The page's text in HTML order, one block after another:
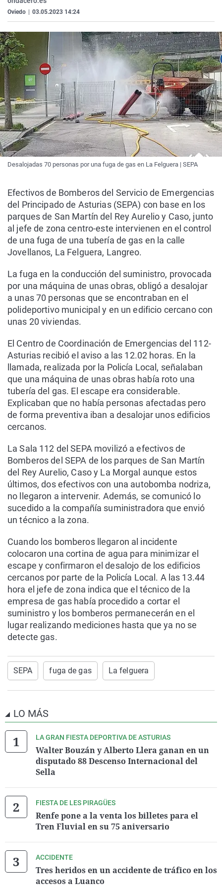
Como el perro y el
Equipo de
Operación Viuda
La Rioja
Navarra
País Vasco
Elecciones
Oviedo 03.05.2023 14:24
Desalojadas 70 personas por una fuga de gas en La Felguera | SEPA
Efectivos de Bomberos del Servicio de Emergencias
del Principado de Asturias (SEPA) con base en los
parques de San Martín del Rey Aurelio y Caso, junto
al jefe de zona centro-este intervienen en el control
de una fuga de una tubería de gas en la calle
Jovellanos, La Felguera, Langreo.
La fuga en la conducción del suministro, provocada
por una máquina de unas obras, obligó a desalojar
a unas 70 personas que se encontraban en el
polideportivo municipal y en un edificio cercano con
unas 20 viviendas.
El Centro de Coordinación de Emergencias del 112-
Asturias recibió el aviso a las 12.02 horas. En la
llamada, realizada por la Policía Local, señalaban
que una máquina de unas obras había roto una
tubería del gas. El escape era considerable.
Explicaban que no había personas afectadas pero
de forma preventiva iban a desalojar unos edificios
cercanos.
La Sala 112 del SEPA movilizó a efectivos de
Bomberos del SEPA de los parques de San Martín
del Rey Aurelio, Caso y La Morgal aunque estos
últimos, dos efectivos con una autobomba nodriza,
no llegaron a intervenir. Además, se comunicó lo
sucedido a la compañía suministradora que envió
un técnico a la zona.
Cuando los bomberos llegaron al incidente
colocaron una cortina de agua para minimizar el
escape y confirmaron el desalojo de los edificios
cercanos por parte de la Policía Local. A las 13.44
hora el jefe de zona indica que el técnico de la
empresa de gas había procedido a cortar el
suministro y los bomberos permanecerán en el
lugar realizando mediciones hasta que ya no se
detecte gas.
SEPA fuga de gas La felguera
LO MÁS
LA GRAN FIESTA DEPORTIVA DE ASTURIAS
Walter Bouzán y Alberto Llera ganan en un
disputado 88 Descenso Internacional del
Sella
FIESTA DE LES PIRAGÜES
Renfe pone a la venta los billetes para el
Tren Fluvial en su 75 aniversario
ACCIDENTE
Tres heridos en un accidente de tráfico en los
accesos a Luanco